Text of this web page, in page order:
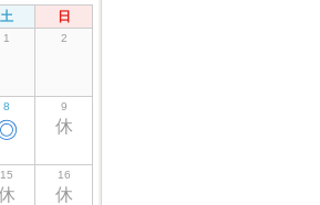
土 日
1 2
8 9
休
15 16
休